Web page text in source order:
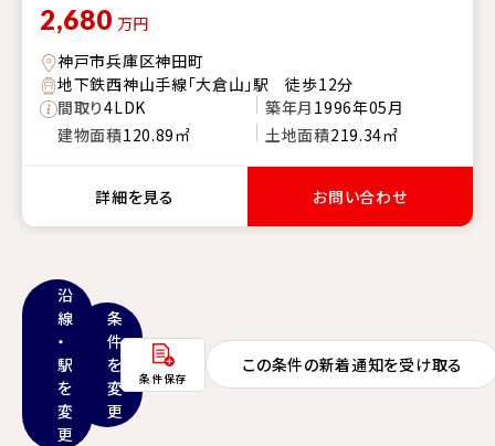
2,680 万円
神戸市兵庫区神田町
地下鉄西神山手線「大倉山」駅 徒歩12分
間取り4LDK 築年月 1996年05月
建物面積120.89㎡ 土地面積219.34㎡
詳細を見る お問い合わせ
沿
線
・
駅
を
変
更
条
件
を
変
更
条件保存
この条件の新着通知を受け取る